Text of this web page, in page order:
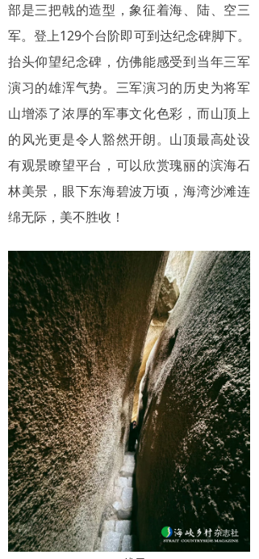
部是三把戟的造型，象征着海、陆、空三
军。登上129个台阶即可到达纪念碑脚下。
抬头仰望纪念碑，仿佛能感受到当年三军
演习的雄浑气势。三军演习的历史为将军
山增添了浓厚的军事文化色彩，而山顶上
的风光更是令人豁然开朗。山顶最高处设
有观景瞭望平台，可以欣赏瑰丽的滨海石
林美景，眼下东海碧波万顷，海湾沙滩连
绵无际，美不胜收！